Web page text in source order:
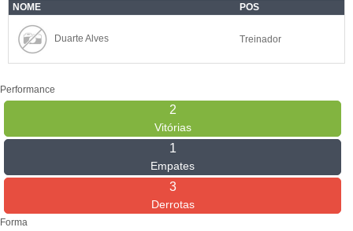
NOME POS
Duarte Alves Treinador
Performance
2
Vitórias
1
Empates
3
Derrotas
Forma